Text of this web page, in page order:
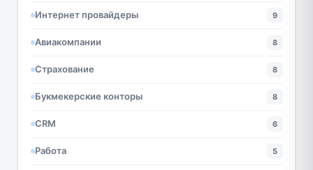
Интернет провайдеры 9
Авиакомпании 8
Страхование 8
Букмекерские конторы 8
CRM 6
Работа 5